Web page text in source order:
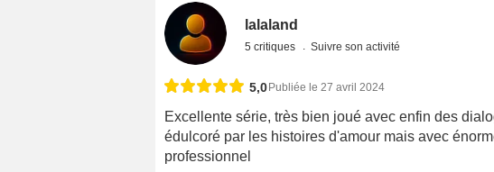
lalaland
5 critiques Suivre son activité
5,0Publiée le 27 avril 2024
Excellente série, très bien joué avec enfin des
édulcoré par les histoires d'amour mais avec
professionnel